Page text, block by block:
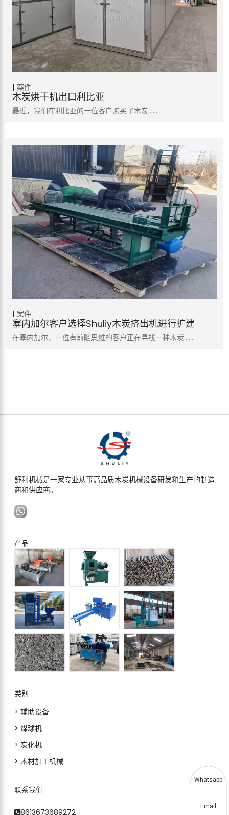
案件
木炭烘干机出口利比亚
最近，我们在利比亚的一位客户购买了木炭……
案件
塞内加尔客户选择Shuliy木炭挤出机进行扩建
在塞内加尔，一位有前瞻思维的客户正在寻找一种木炭……
舒利机械是一家专业从事高品质木炭机械设备研发和生产的制造
商和供应商。
产品
类别
> 辅助设备
> 煤球机
> 炭化机
> 木材加工机械
联系我们
8613673689272
Whatsapp
Email